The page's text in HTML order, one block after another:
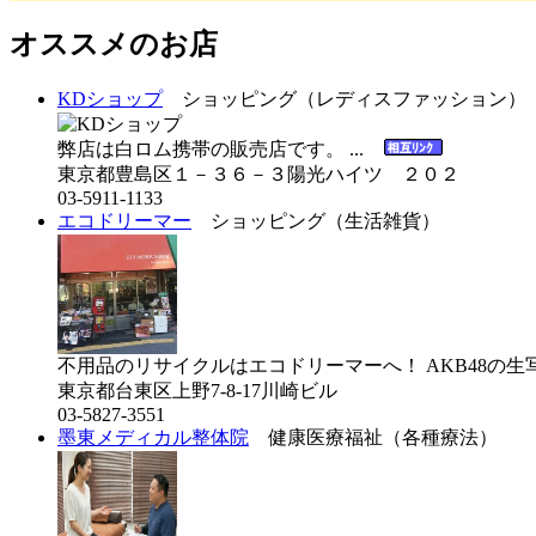
オススメのお店
KDショップショッピング（レディスファッション）
弊店は白ロム携帯の販売店です。 ...
東京都豊島区１－３６－３陽光ハイツ ２０２
03-5911-1133
エコドリーマー ショッピング（生活雑貨）
不用品のリサイクルはエコドリーマーへ！ AKB48の
東京都台東区上野7-8-17川崎ビル
03-5827-3551
墨東メディカル整体院 健康医療福祉（各種療法）